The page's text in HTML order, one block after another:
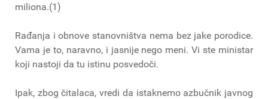
miliona.(1)
Rađanja i obnove stanovništva nema bez jake porodice.
Vama je to, naravno, i jasnije nego meni. Vi ste ministar
koji nastoji da tu istinu posvedoči.
Ipak, zbog čitalaca, vredi da istaknemo azbučnik javnog